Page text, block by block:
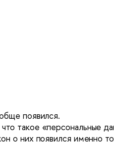
появился.
такое «персональные
о них появился именно